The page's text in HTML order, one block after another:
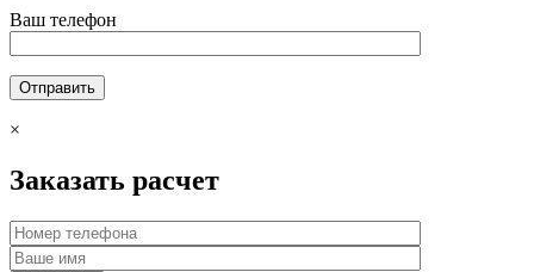
Ваш телефон
×
Заказать расчет